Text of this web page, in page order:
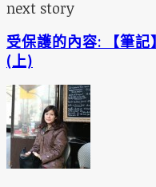
next story
受保護的內容: 【筆
(上)